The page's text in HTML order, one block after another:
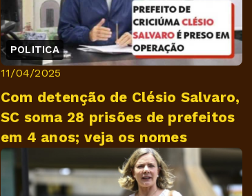
POLITICA
11/04/2025
Com detenção de Clésio Salvaro,
SC soma 28 prisões de prefeitos
em 4 anos; veja os nomes